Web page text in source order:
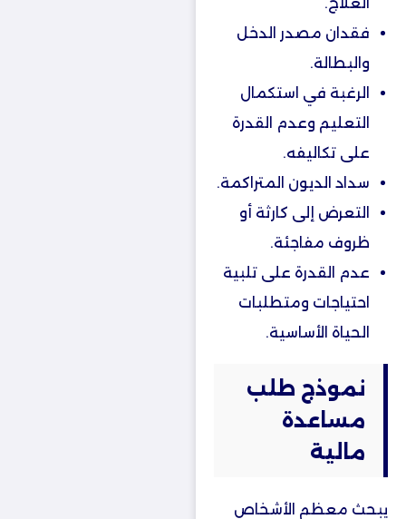
فقدان مصدر الدخل
والبطالة.
الرغبة في استكمال
التعليم وعدم القدرة
على تكاليفه.
سداد الديون المتراكمة.
التعرض إلى كارثة أو
ظروف مفاجئة.
عدم القدرة على تلبية
احتياجات ومتطلبات
الحياة الأساسية.
نموذج طلب
مساعدة
مالية
يبحث معظم الأشخاص